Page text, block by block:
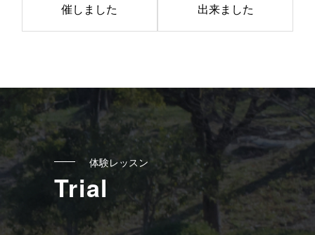
の
リ
ン
ク
催しました 出来ました
体験レッスン
Trial